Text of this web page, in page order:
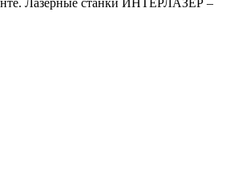
Лазерные станки ИНТЕРЛАЗЕР –